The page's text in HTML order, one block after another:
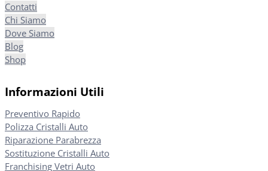
Contatti
Chi Siamo
Dove Siamo
Blog
Shop
Informazioni Utili
Preventivo Rapido
Polizza Cristalli Auto
Riparazione Parabrezza
Sostituzione Cristalli Auto
Franchising Vetri Auto